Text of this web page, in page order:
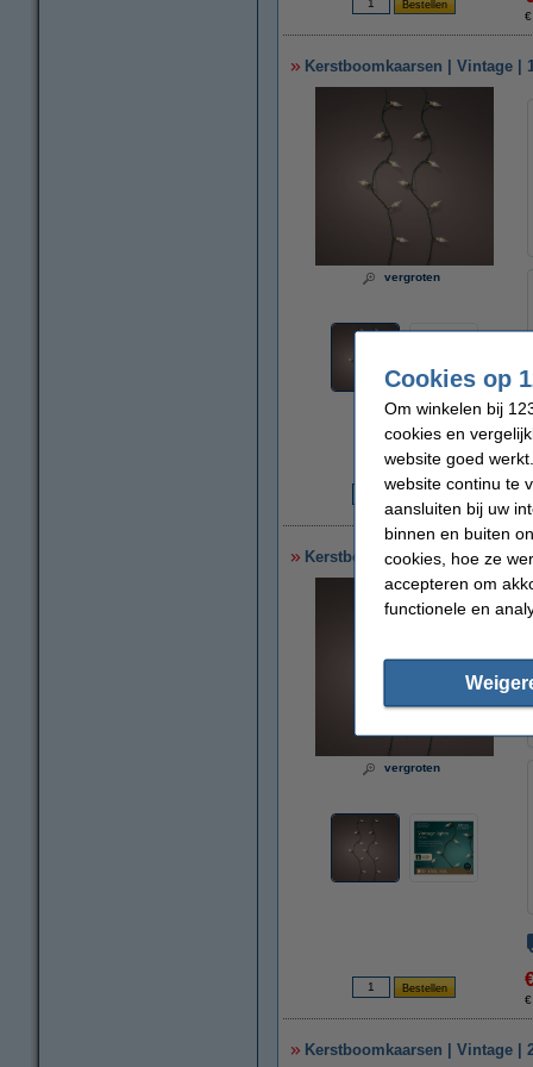
Kerstboomkaarsen | Vintage |
vergroten
Kerstboomkaarsen | Vintage |
vergroten
Kerstboomkaarsen | Vintage |
Cookies op
Om winkelen bij
cookies en
website goed
website continu te
aansluiten bij uw
binnen en buiten
cookies, hoe ze
accepteren om
functionele en